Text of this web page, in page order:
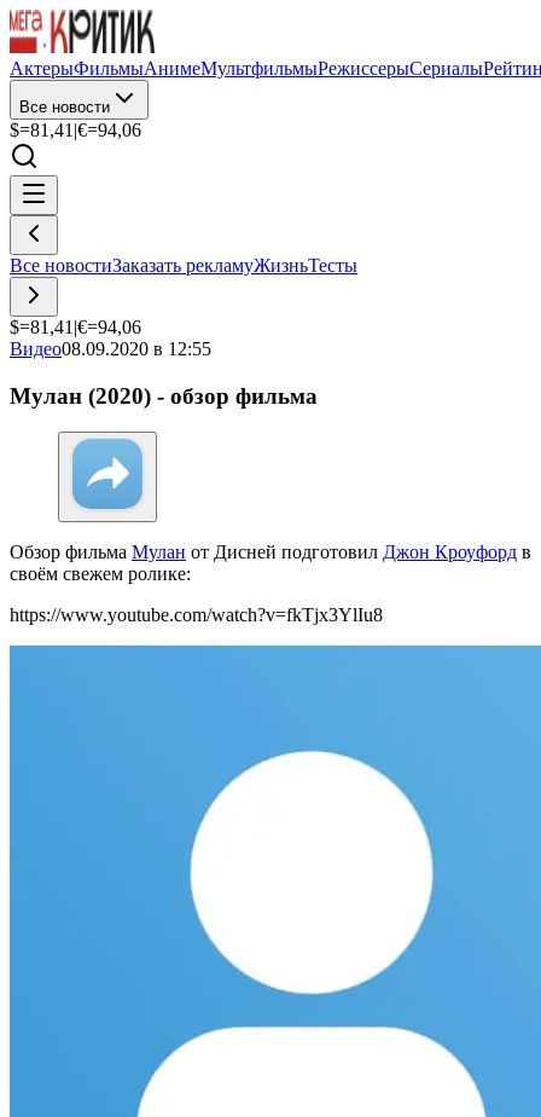
АктерыФильмыАнимеМультфильмыРежиссерыСериалы
Все новости
$=81,41 |€=94,06
Все новостиЗаказать рекламуЖизньТесты
$=81,41 |€=94,06
Видео08.09.2020 в 12:55
Мулан (2020) - обзор фильма
Обзор фильма Мулан от Дисней подготовил Джон Кроуфорд в
своём свежем ролике:
https://www.youtube.com/watch?v=fkTjx3YlIu8